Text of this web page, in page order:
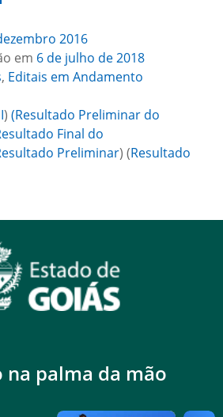
2016
em 6 de julho de 2018
, Editais em Andamento
) (Resultado Preliminar do
Final do
Preliminar) (Resultado
na palma da mão